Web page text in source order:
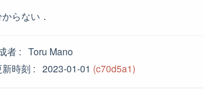
らない．
者
Toru Mano
時刻
2023-01-01 (c70d5a1)